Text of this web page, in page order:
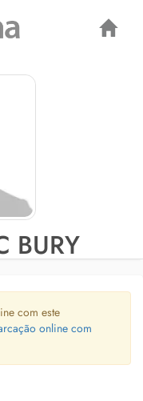
BURY
com este
online com